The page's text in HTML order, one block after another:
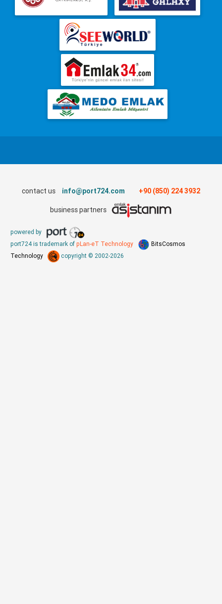
contact us info@port724.com +90 (850) 224 3932
business partners
powered by
port724 is trademark of pLan-eT Technology
BitsCosmos
Technology
copyright © 2002-2026